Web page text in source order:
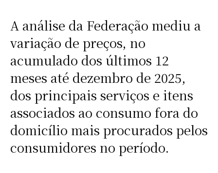
A análise da Federação mediu a
variação de preços, no
acumulado dos últimos 12
meses até dezembro de 2025,
dos principais serviços e itens
associados ao consumo fora do
domicílio mais procurados pelos
consumidores no período.